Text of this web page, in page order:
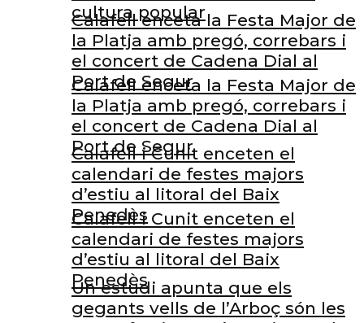
Calafell enceta la Festa Major de
la Platja amb pregó, correbars i
el concert de Cadena Dial al
Port de Segur
Calafell i Cunit enceten el
calendari de festes majors
d’estiu al litoral del Baix
Penedès
Un estudi apunta que els
gegants vells de l’Arboç són les
cultura popular
Calafell enceta la Festa Major de
la Platja amb pregó, correbars i
el concert de Cadena Dial al
Port de Segur
Calafell i Cunit enceten el
calendari de festes majors
d’estiu al litoral del Baix
Penedès